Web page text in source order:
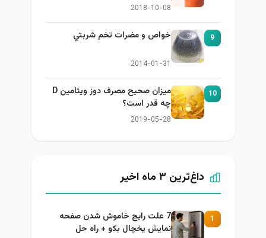
2018-10-08
9 خواص و مضرات تخم شربتي
2014-01-31
10
میزان صحیح مصرف دوز ویتامین D
چه قدر است؟
2019-05-28
داغ‌ترین ۳ ماه اخیر
1
7 علت رایج خاموش شدن صفحه
نمایش یخچال بکو + راه حل